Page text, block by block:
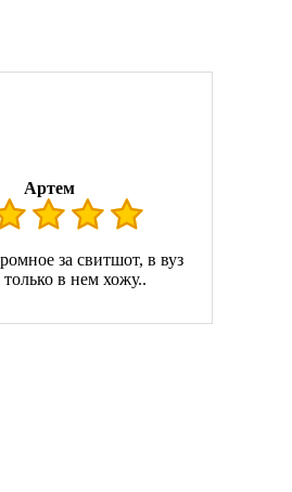
Артем
за свитшот, в вуз
только в нем хожу..